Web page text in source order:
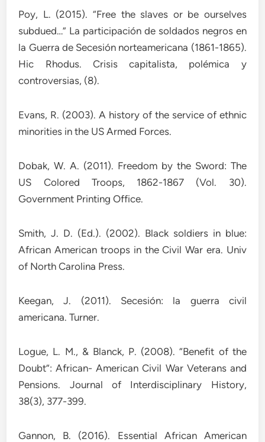
Poy, L. (2015). “Free the slaves or be ourselves
subdued…” La participación de soldados negros en
la Guerra de Secesión norteamericana (1861-1865).
Hic Rhodus. Crisis capitalista, polémica y
controversias, (8).
Evans, R. (2003). A history of the service of ethnic
minorities in the US Armed Forces.
Dobak, W. A. (2011). Freedom by the Sword: The
US Colored Troops, 1862-1867 (Vol. 30).
Government Printing Office.
Smith, J. D. (Ed.). (2002). Black soldiers in blue:
African American troops in the Civil War era. Univ
of North Carolina Press.
Keegan, J. (2011). Secesión: la guerra civil
americana. Turner.
Logue, L. M., & Blanck, P. (2008). “Benefit of the
Doubt”: African- American Civil War Veterans and
Pensions. Journal of Interdisciplinary History,
38(3), 377-399.
Gannon, B. (2016). Essential African American